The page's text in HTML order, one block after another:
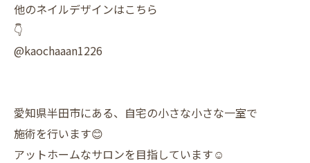
他のネイルデザインはこちら
👇
@kaochaaan1226
愛知県半田市にある、自宅の小さな小さな一室で
施術を行います😊
アットホームなサロンを目指しています☺️